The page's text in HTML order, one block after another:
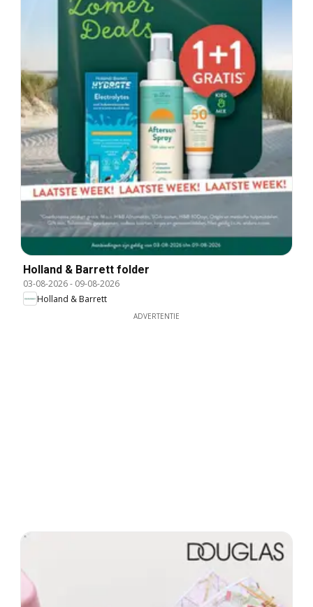
Holland & Barrett folder
03-08-2026- 09-08-2026
Holland & Barrett
ADVERTENTIE